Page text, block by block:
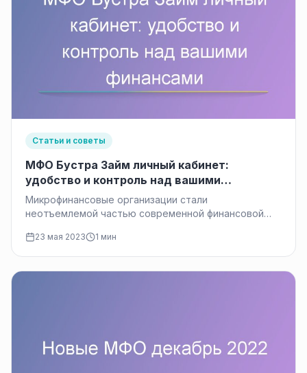
Статьи и советы
МФО Бустра Займ личный кабинет:
удобство и контроль над вашими
финансами
Микрофинансовые организации стали
неотъемлемой частью современной финансовой
финансовые решения для многих людей. Одной…
23 мая 2023 1 мин